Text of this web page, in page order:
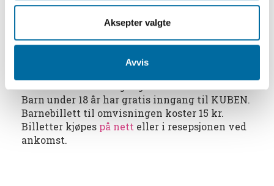
Aksepter valgte
Avvis
Les mer om de flotte husene på Aust - Agder
om Langsæ gård her
Omvisningen tar ca 75 min.
Barn under 18 år har gratis inngang til KUBEN.
Barnebillett til omvisningen koster 15 kr.
Billetter kjøpes på nett eller i resepsjonen ved
ankomst.